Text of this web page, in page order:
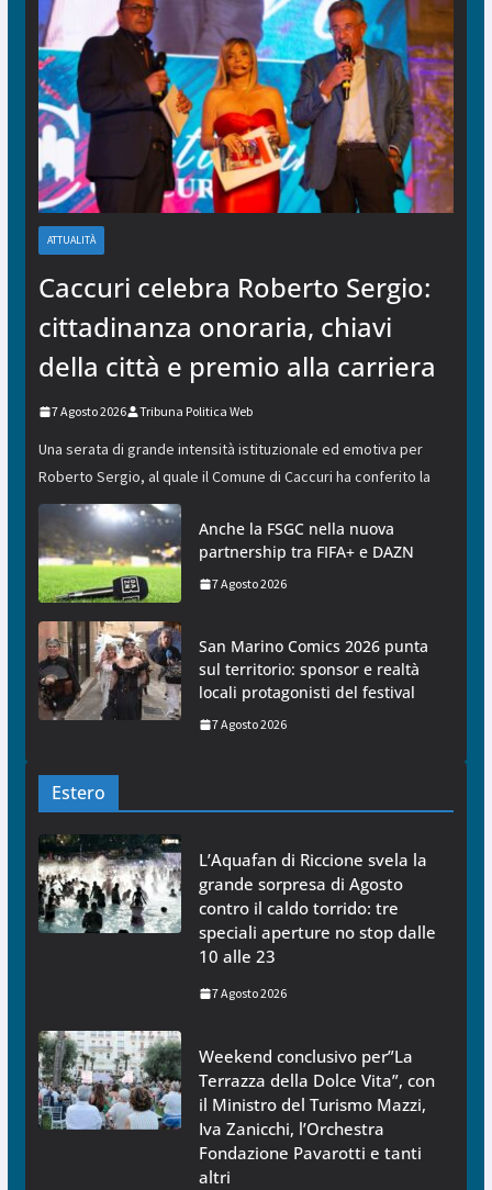
ATTUALITÀ
Caccuri celebra Roberto Sergio:
cittadinanza onoraria, chiavi
della città e premio alla carriera
7 Agosto 2026 Tribuna Politica Web
Una serata di grande intensità istituzionale ed emotiva per
Roberto Sergio, al quale il Comune di Caccuri ha conferito la
Anche la FSGC nella nuova
partnership tra FIFA+ e DAZN
7 Agosto 2026
San Marino Comics 2026 punta
sul territorio: sponsor e realtà
locali protagonisti del festival
7 Agosto 2026
Estero
L’Aquafan di Riccione svela la
grande sorpresa di Agosto
contro il caldo torrido: tre
speciali aperture no stop dalle
10 alle 23
7 Agosto 2026
Weekend conclusivo per”La
Terrazza della Dolce Vita”, con
il Ministro del Turismo Mazzi,
Iva Zanicchi, l’Orchestra
Fondazione Pavarotti e tanti
altri